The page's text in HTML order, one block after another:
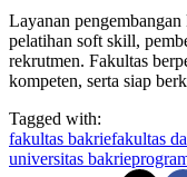
Layanan
pelatihan soft skill,
rekrutmen. Fakultas
kompeten, serta siap
Tagged with:
fakultas bakriefakultas
universitas bakrie